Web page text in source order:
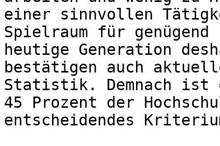
einer sinnvollen
Spielraum für
heutige Generation
bestätigen auch
Statistik. Demnach ist
45 Prozent der
entscheidendes